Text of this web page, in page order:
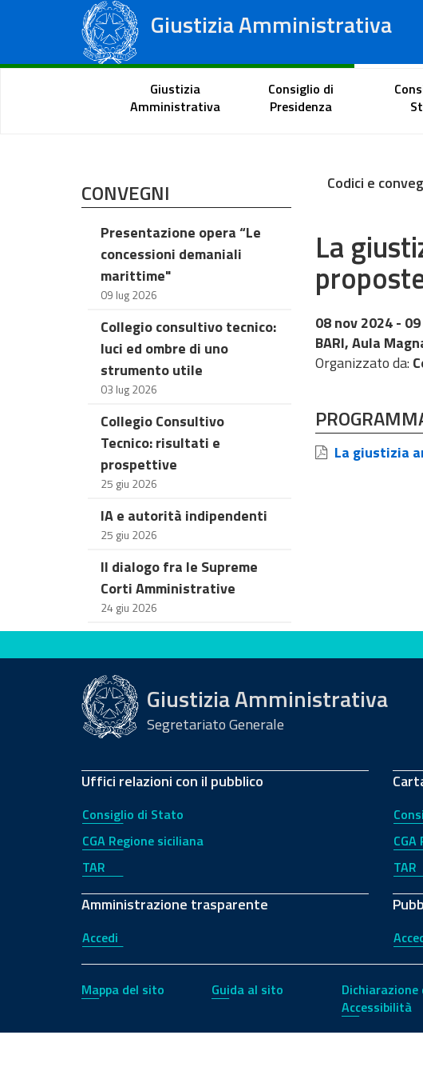
Giustizia Amministrativa
Tribunali Amministrativi Regionali
Portale del cittadino
Giustizia
Amministrativa
Consiglio di
Presidenza
CONVEGNI
Presentazione opera “Le
concessioni demaniali
marittime"
09 lug 2026
Collegio consultivo tecnico:
luci ed ombre di uno
strumento utile
03 lug 2026
Collegio Consultivo
Tecnico: risultati e
prospettive
25 giu 2026
IA e autorità indipendenti
25 giu 2026
Il dialogo fra le Supreme
Corti Amministrative
24 giu 2026
Codici e
La
08 nov 2024 -
BARI, Aula
Organizzato da:
La giustizia
Valuta questo sito
Giustizia Amministrativa
Segretariato Generale
Uffici relazioni con il pubblico
Consiglio di Stato
CGA Regione siciliana
TAR
Amministrazione trasparente
Accedi
TAR
Mappa del sito Guida al sito
Dichiarazione
Accessibilità